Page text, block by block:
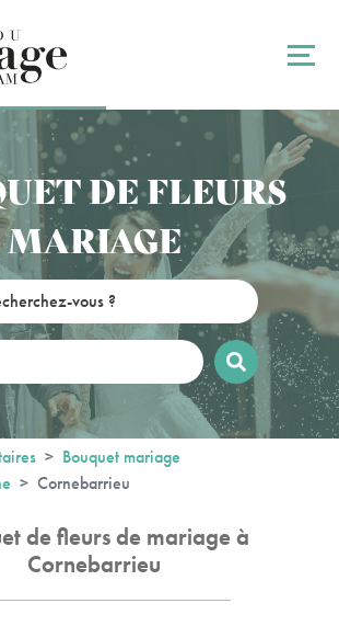
DE FLEURS
MARIAGE
Bouquet mariage
Cornebarrieu
de fleurs de mariage à
Cornebarrieu